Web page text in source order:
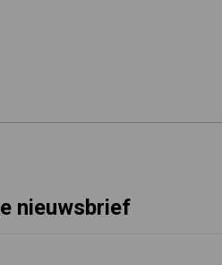
nieuwsbrief